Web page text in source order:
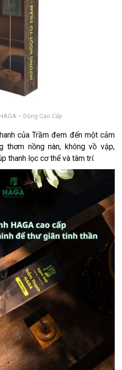
– Dòng Cao Cấp
của Trầm đem đến một cảm
thơm nồng nàn, không vồ vập,
thanh lọc cơ thể và tâm trí.